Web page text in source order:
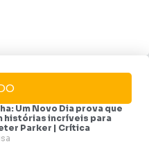
Um Novo Dia prova que
histórias incríveis para
Parker | Crítica